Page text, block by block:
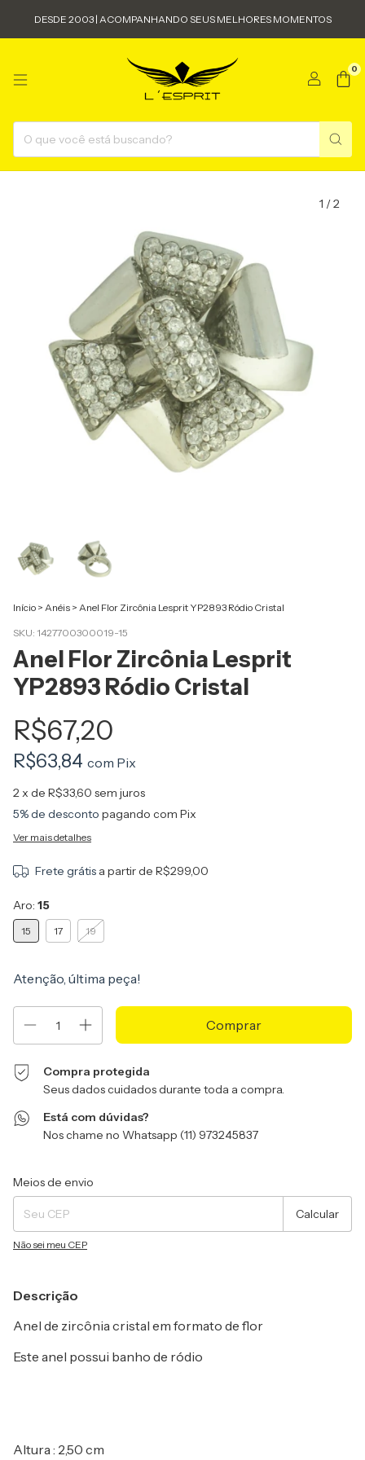
DESDE 2003 | ACOMPANHANDO SEUS MELHORES MOMENTOS
0
1 /2
Início > Anéis > Anel Flor Zircônia Lesprit YP2893 Ródio Cristal
SKU: 1427700300019-15
Anel Flor Zircônia Lesprit
YP2893 Ródio Cristal
R$67,20
R$63,84 com Pix
2x de R$33,60 sem juros
5% de desconto pagando com Pix
Ver mais detalhes
Frete grátis a partir de R$299,00
Aro: 15
15 17 19
Atenção, última peça!
Compra protegida
Seus dados cuidados durante toda a compra.
Está com dúvidas?
Nos chame no Whatsapp (11) 973245837
Entregas para o CEP:
Meios de envio
Calcular
Não sei meu CEP
Descrição
Anel de zircônia cristal em formato de flor
Este anel possui banho de ródio
Altura : 2,50 cm